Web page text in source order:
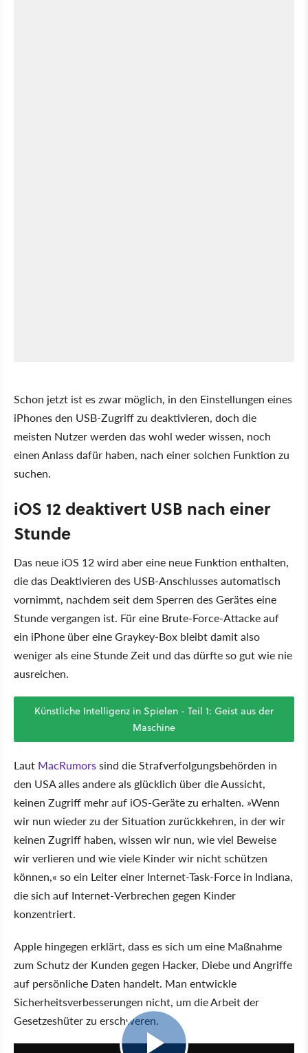
Schon jetzt ist es zwar möglich, in den Einstellungen eines
iPhones den USB-Zugriff zu deaktivieren, doch die
meisten Nutzer werden das wohl weder wissen, noch
einen Anlass dafür haben, nach einer solchen Funktion zu
suchen.
iOS 12 deaktivert USB nach einer
Stunde
Das neue iOS 12 wird aber eine neue Funktion enthalten,
die das Deaktivieren des USB-Anschlusses automatisch
vornimmt, nachdem seit dem Sperren des Gerätes eine
Stunde vergangen ist. Für eine Brute-Force-Attacke auf
ein iPhone über eine Graykey-Box bleibt damit also
weniger als eine Stunde Zeit und das dürfte so gut wie nie
ausreichen.
Künstliche Intelligenz in Spielen - Teil 1: Geist aus der
Maschine
Laut MacRumorssind die Strafverfolgungsbehörden in
den USA alles andere als glücklich über die Aussicht,
keinen Zugriff mehr auf iOS-Geräte zu erhalten. »Wenn
wir nun wieder zu der Situation zurückkehren, in der wir
keinen Zugriff haben, wissen wir nun, wie viel Beweise
wir verlieren und wie viele Kinder wir nicht schützen
können,« so ein Leiter einer Internet-Task-Force in Indiana,
die sich auf Internet-Verbrechen gegen Kinder
konzentriert.
Apple hingegen erklärt, dass es sich um eine Maßnahme
zum Schutz der Kunden gegen Hacker, Diebe und Angriffe
auf persönliche Daten handelt. Man entwickle
Sicherheitsverbesserungen nicht, um die Arbeit der
Gesetzeshüter zu erschweren.